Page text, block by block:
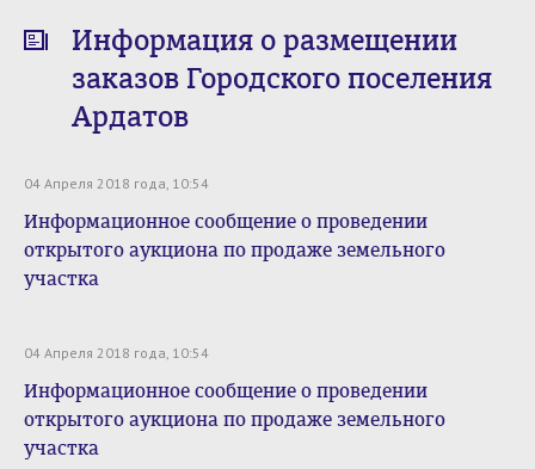
Информация о размещении
заказов Городского поселения
Ардатов
04 Апреля 2018 года, 10:54
Информационное сообщение о проведении
открытого аукциона по продаже земельного
участка
04 Апреля 2018 года, 10:54
Информационное сообщение о проведении
открытого аукциона по продаже земельного
участка